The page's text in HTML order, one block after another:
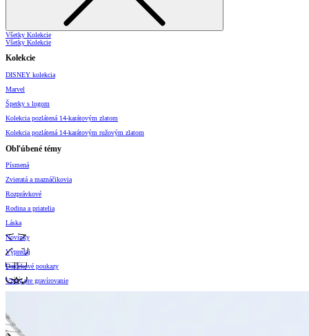
Všetky Kolekcie
Všetky Kolekcie
Kolekcie
DISNEY kolekcia
Marvel
Šperky s logom
Kolekcia pozlátená 14-karátovým zlatom
Kolekcia pozlátená 14-karátovým ružovým zlatom
Obľúbené témy
Písmená
Zvieratá a maznáčikovia
Rozprávkové
Rodina a priatelia
Láska
Novinky
Výpredaj
Darčekové poukazy
Vzory pre gravírovanie